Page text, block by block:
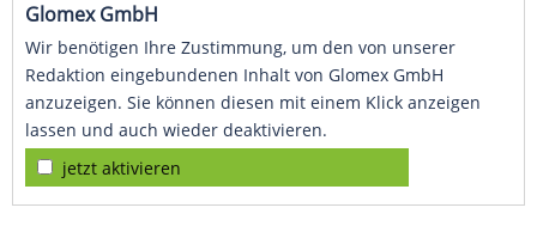
Glomex GmbH
Wir benötigen Ihre Zustimmung, um den von unserer
Redaktion eingebundenen Inhalt von Glomex GmbH
anzuzeigen. Sie können diesen mit einem Klick anzeigen
lassen und auch wieder deaktivieren.
jetzt aktivieren